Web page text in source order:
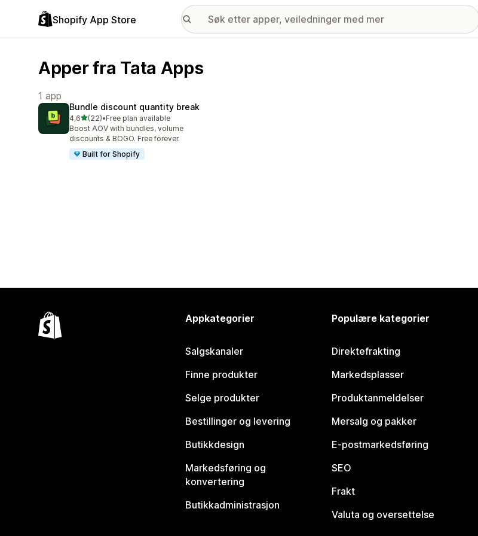
Shopify App Store
Apper fra Tata Apps
1 app
Bundle discount quantity break
4,6av 5 stjerner
(22)
Totalt 22 omtaler
•Free plan available
Boost AOV with bundles, volume
discounts & BOGO. Free forever.
Built for Shopify
Appkategorier
Salgskanaler
Finne produkter
Selge produkter
Bestillinger og levering
Butikkdesign
Markedsføring og
konvertering
Butikkadministrasjon
Populære kategorier
Direktefrakting
Markedsplasser
Produktanmeldelser
Mersalg og pakker
E-postmarkedsføring
SEO
Frakt
Valuta og oversettelse